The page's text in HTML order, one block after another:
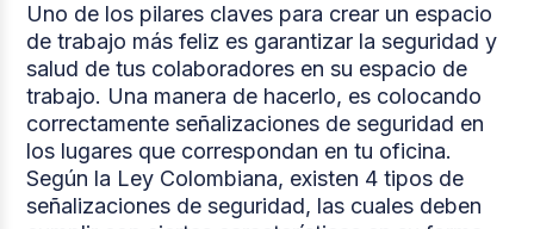
Uno de los pilares claves para crear un espacio
de trabajo más feliz es garantizar la seguridad y
salud de tus colaboradores en su espacio de
trabajo. Una manera de hacerlo, es colocando
correctamente señalizaciones de seguridad en
los lugares que correspondan en tu oficina.
Según la Ley Colombiana, existen 4 tipos de
señalizaciones de seguridad, las cuales deben